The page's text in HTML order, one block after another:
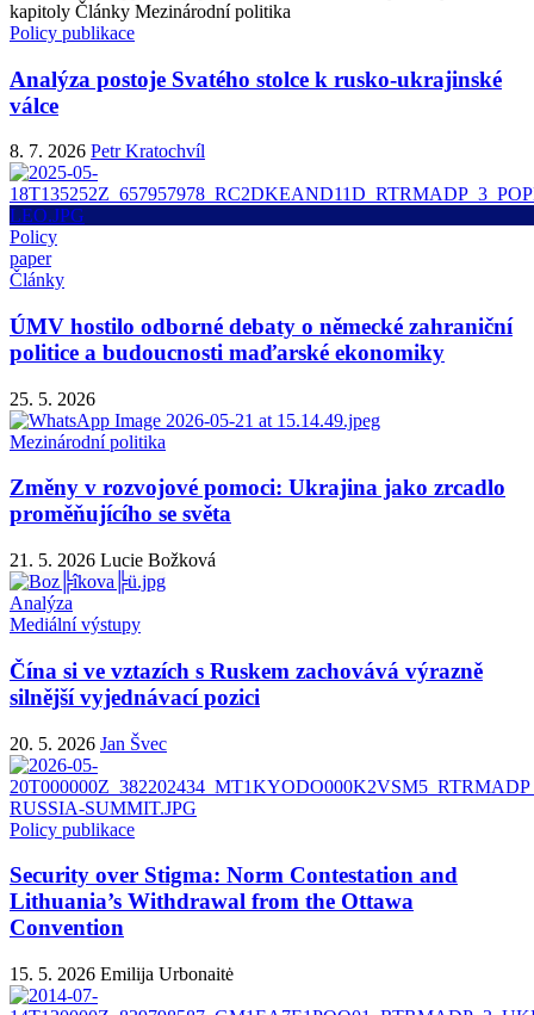
kapitoly Články Mezinárodní politika
Policy publikace
Analýza postoje Svatého stolce k rusko-ukrajinské
válce
8. 7. 2026 Petr Kratochvíl
Policy
paper
Články
ÚMV hostilo odborné debaty o německé zahraniční
politice a budoucnosti maďarské ekonomiky
25. 5. 2026
Mezinárodní politika
Změny v rozvojové pomoci: Ukrajina jako zrcadlo
proměňujícího se světa
21. 5. 2026 Lucie Božková
Analýza
Mediální výstupy
Čína si ve vztazích s Ruskem zachovává výrazně
silnější vyjednávací pozici
20. 5. 2026 Jan Švec
Policy publikace
Security over Stigma: Norm Contestation and
Lithuania’s Withdrawal from the Ottawa
Convention
15. 5. 2026 Emilija Urbonaitė